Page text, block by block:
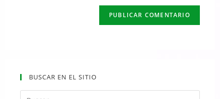
BUSCAR EN EL SITIO